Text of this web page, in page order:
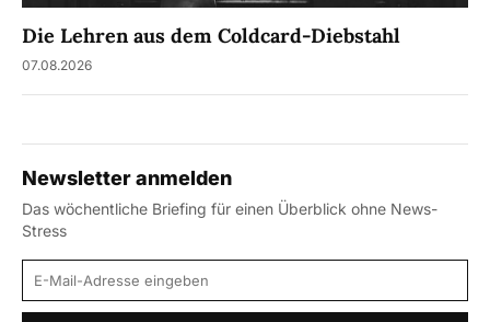
Die Lehren aus dem Coldcard-Diebstahl
07.08.2026
Newsletter anmelden
Das wöchentliche Briefing für einen Überblick ohne News-
Stress
E-Mail-Adresse